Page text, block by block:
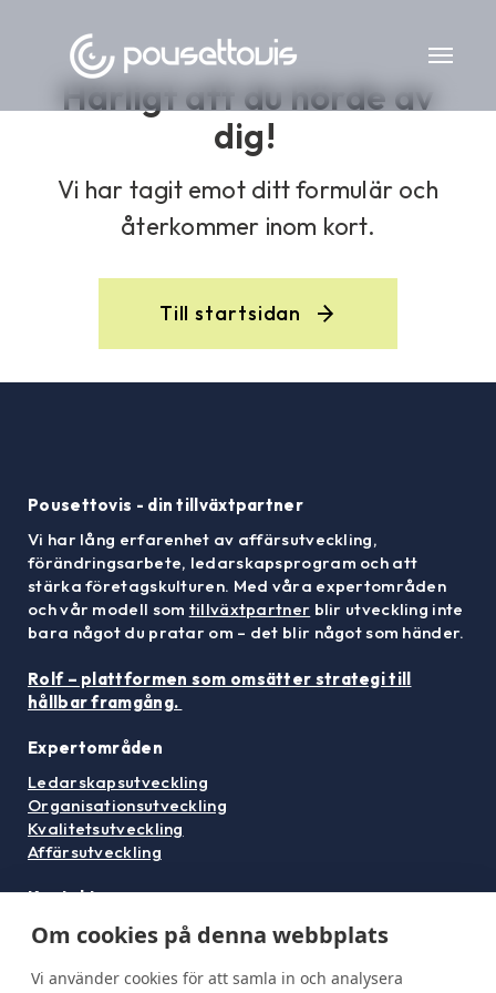
Härligt att du hörde av
dig!
Vi har tagit emot ditt formulär och
återkommer inom kort.
Till startsidan
Pousettovis - din tillväxtpartner
Vi har lång erfarenhet av affärsutveckling,
förändringsarbete, ledarskapsprogram och att
stärka företagskulturen. Med våra expertområden
och vår modell som tillväxtpartner blir utveckling inte
bara något du pratar om – det blir något som händer.
Rolf – plattformen som omsätter strategi till
hållbar framgång.
Expertområden
Ledarskapsutveckling
Organisationsutveckling
Kvalitetsutveckling
Affärsutveckling
Kontakta oss
gabriel@pousettovis.se
Om cookies på denna webbplats
Vi använder cookies för att samla in och analysera